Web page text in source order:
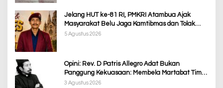
Jelang HUT ke-81 RI, PMKRI Atambua Ajak
Masyarakat Belu Jaga Kamtibmas dan Tolak
Provokasi
5 Agustus 2026
Opini: Rev. D Patris Allegro Adat Bukan
Panggung Kekuasaan: Membela Martabat Timor
dari Politik Simbolik
3 Agustus 2026